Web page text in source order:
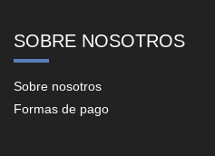
SOBRE NOSOTROS
Sobre nosotros
Formas de pago